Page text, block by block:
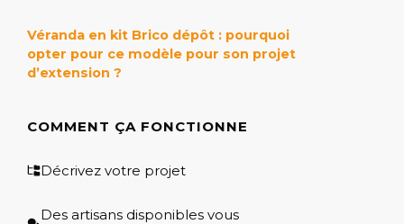
Véranda en kit Brico dépôt : pourquoi
opter pour ce modèle pour son projet
d’extension ?
COMMENT ÇA FONCTIONNE
Décrivez votre projet
Des artisans disponibles vous